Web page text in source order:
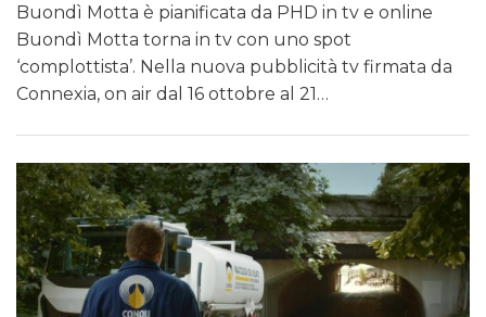
Buondì Motta è pianificata da PHD in tv e online
Buondì Motta torna in tv con uno spot
‘complottista’. Nella nuova pubblicità tv firmata da
Connexia, on air dal 16 ottobre al 21…